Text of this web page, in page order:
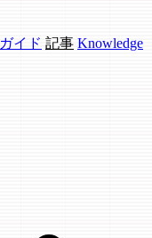
ガイド 記事 Knowledge